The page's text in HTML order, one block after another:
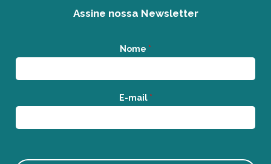
Assine nossa Newsletter
Nome *
E-mail *